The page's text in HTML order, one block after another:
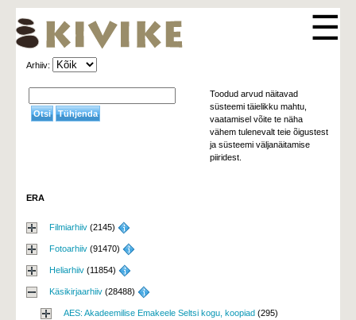
☰
Arhiiv:
Toodud arvud näitavad
süsteemi täielikku mahtu,
vaatamisel võite te näha
vähem tulenevalt teie õigustest
ja süsteemi väljanäitamise
piiridest.
ERA
Filmiarhiiv (2145)
Fotoarhiiv (91470)
Heliarhiiv (11854)
Käsikirjaarhiiv (28488)
AES: Akadeemilise Emakeele Seltsi kogu, koopiad (295)